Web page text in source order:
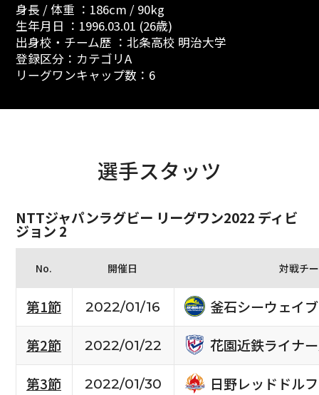
身長 / 体重 ：186cm / 90kg
生年月日 ：1996.03.01 (26歳)
出身校・チーム歴 ：北条高校 明治大学
登録区分：カテゴリA
リーグワンキャップ数：6
選手スタッツ
NTTジャパンラグビー リーグワン2022 ディビ
ジョン 2
No. 開催日 対戦チ
第1節 2022/01/16
釜石シーウェイ
第2節
2022/01/22
花園近鉄ライナ
第3節
2022/01/30
日野レッドドル